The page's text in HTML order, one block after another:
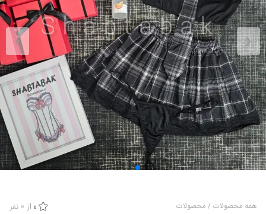
همه محصولات / محصولات 0 از 0 نفر